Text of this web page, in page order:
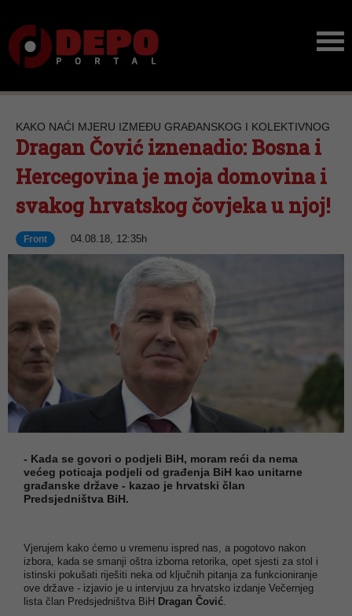
KAKO NAĆI MJERU IZMEĐU GRAĐANSKOG I KOLEKTIVNOG
Dragan Čović iznenadio: Bosna i
Hercegovina je moja domovina i
svakog hrvatskog čovjeka u njoj!
Front 04.08.18, 12:35h
- Kada se govori o podjeli BiH, moram reći da nema
većeg poticaja podjeli od građenja BiH kao unitarne
građanske države - kazao je hrvatski član
Predsjedništva BiH.
Vjerujem kako ćemo u vremenu ispred nas, a pogotovo nakon
izbora, kada se smanji oštra izborna retorika, opet sjesti za stol i
istinski pokušati riješiti neka od ključnih pitanja za funkcioniranje
ove države - izjavio je u intervjuu za hrvatsko izdanje Večernjeg
lista član Predsjedništva BiH Dragan Čović